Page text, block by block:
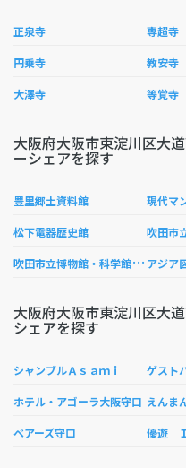
正泉寺 専超寺
円乗寺 教安寺
大澤寺 等覚寺
大阪府大阪市東淀川区大
ーシェアを探す
豊里郷土資料館 現代マ
松下電器歴史館
吹
田市立博物館・科学館平和祈念資料室 アジア
大阪府大阪市東淀川区大
シェアを探す
シャンブルＡｓａｍｉ ゲスト
ホテル・アゴーラ大阪守口 えんま
ベアーズ守口 優遊